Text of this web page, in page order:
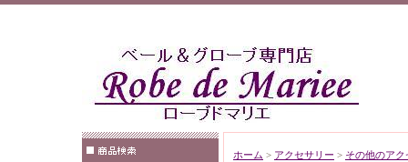
ホーム > アクセサリー > その他のアク